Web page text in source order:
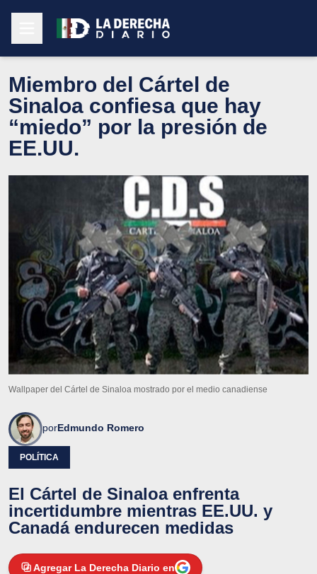
Miembro del Cártel de
Sinaloa confiesa que hay
“miedo” por la presión de
EE.UU.
Wallpaper del Cártel de Sinaloa mostrado por el medio canadiense
porEdmundo Romero
POLÍTICA
El Cártel de Sinaloa enfrenta
incertidumbre mientras EE.UU. y
Canadá endurecen medidas
Agregar La Derecha Diario en